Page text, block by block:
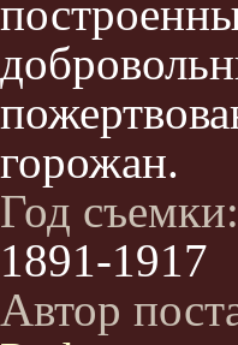
горожан.
Год
1891-1917
Автор